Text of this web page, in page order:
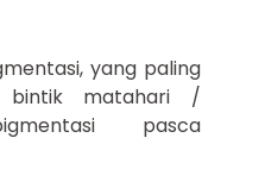
yang paling
bintik matahari /
pasca